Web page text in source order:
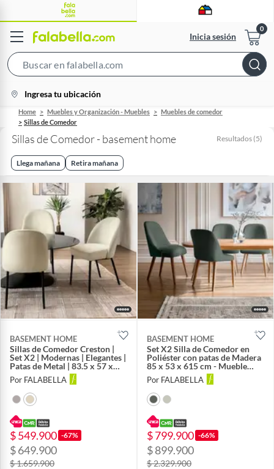
Inicia sesión
Bar
location-
icon
Ingresa tu ubicación
Home Muebles y Organización - Muebles
Muebles de comedor
Sillas de Comedor
Sillas de Comedor - basement home Resultados (5)
Llega mañana Retira mañana
BASEMENT HOME
Sillas de Comedor Creston |
Set X2 | Modernas | Elegantes |
Patas de Metal | 83.5 x 57 x
48.5 cm
Por FALABELLA
$ 549.900 -67%
$ 649.900
$ 1.659.900
BASEMENT HOME
Set X2 Silla de Comedor en
Poliéster con patas de Madera
85 x 53 x 615 cm - Mueble
Kant - 0% Interés a 3, 6 o 12
Cuotas Pagando con tu CMR
Banco Falabella
Por FALABELLA
$ 799.900 -66%
$ 899.900
$ 2.329.900